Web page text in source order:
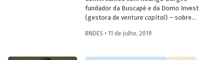
fundador da Buscapé e da Domo Invest
(gestora de venture capital) – sobre
Confira alguns destaques da entrevista e
anjo escolhem em quaisstartupsinvestir
BNDES • 11 de julho, 2019